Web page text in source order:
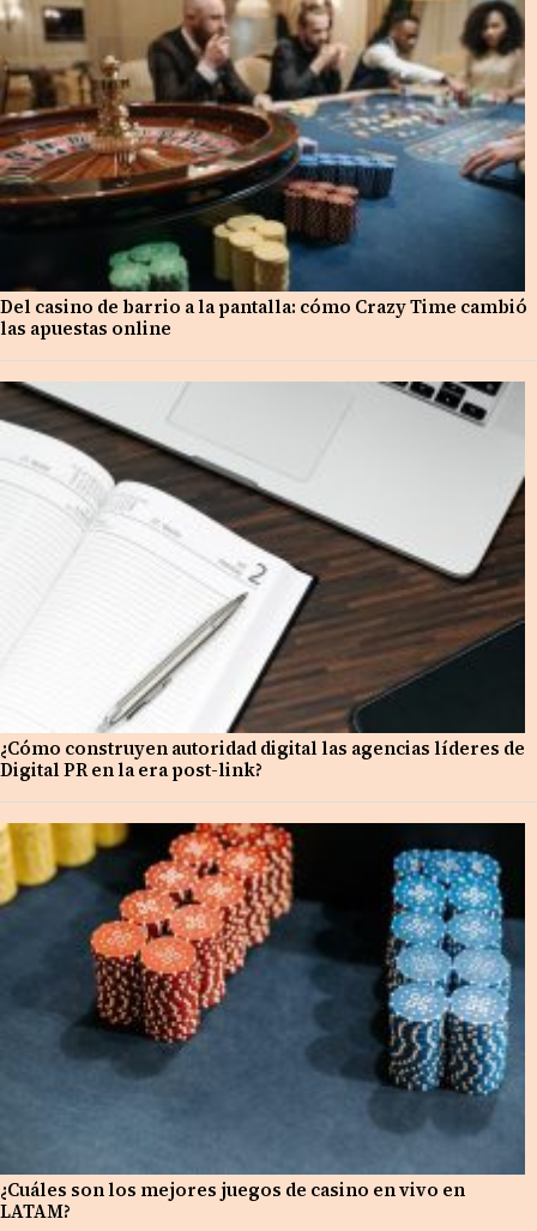
Del casino de barrio a la pantalla: cómo Crazy Time cambió
las apuestas online
¿Cómo construyen autoridad digital las agencias líderes de
Digital PR en la era post-link?
¿Cuáles son los mejores juegos de casino en vivo en
LATAM?